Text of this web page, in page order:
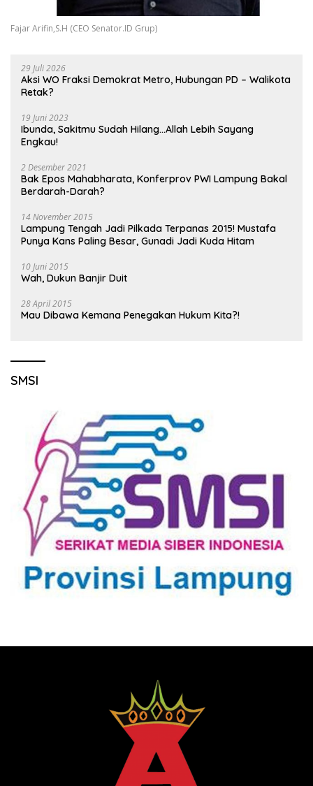
Fajar Arifin,S.H (CEO Senator.ID Grup)
29 Juli 2026
Aksi WO Fraksi Demokrat Metro, Hubungan PD – Walikota
Retak?
19 Juni 2023
Ibunda, Sakitmu Sudah Hilang…Allah Lebih Sayang
Engkau!
2 Desember 2021
Bak Epos Mahabharata, Konferprov PWI Lampung Bakal
Berdarah-Darah?
14 November 2015
Lampung Tengah Jadi Pilkada Terpanas 2015! Mustafa
Punya Kans Paling Besar, Gunadi Jadi Kuda Hitam
10 Juni 2015
Wah, Dukun Banjir Duit
28 April 2015
Mau Dibawa Kemana Penegakan Hukum Kita?!
SMSI